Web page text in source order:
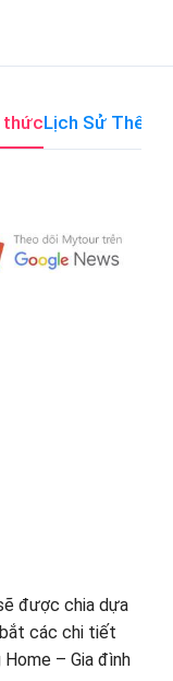
thứcLịch Sử Thế Giới
được chia dựa
các chi tiết
– Gia đình